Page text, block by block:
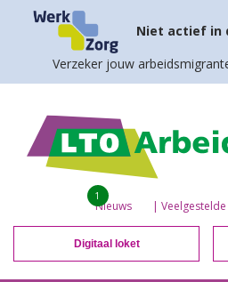
Niet actief in
Verzeker jouw
Nieuws
1
|
Digitaal loket